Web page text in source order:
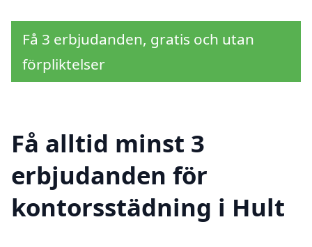
Få 3 erbjudanden, gratis och utan
förpliktelser
Få alltid minst 3
erbjudanden för
kontorsstädning i Hult